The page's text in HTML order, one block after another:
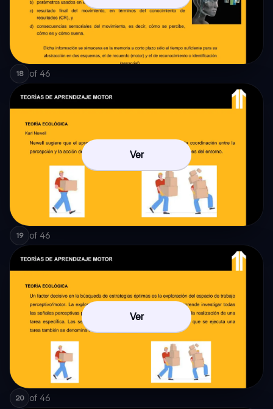
18 of 46
Ver
19 of 46
Ver
20 of 46